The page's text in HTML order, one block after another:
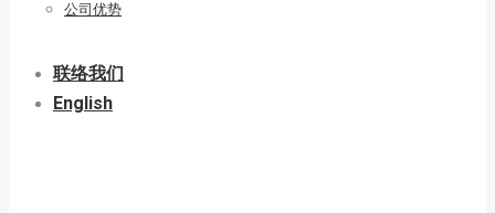
公司优势
联络我们
English